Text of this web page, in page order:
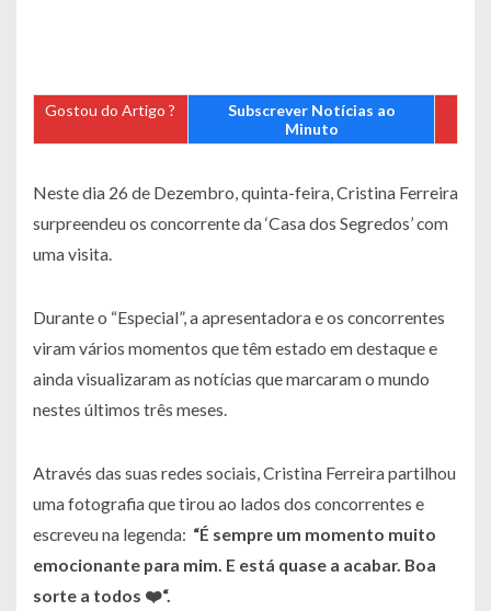
Gostou do Artigo ?
Subscrever Notícias ao
Minuto
Neste dia 26 de Dezembro, quinta-feira, Cristina Ferreira
surpreendeu os concorrente da ‘Casa dos Segredos’ com
uma visita.
Durante o “Especial”, a apresentadora e os concorrentes
viram vários momentos que têm estado em destaque e
ainda visualizaram as notícias que marcaram o mundo
nestes últimos três meses.
Através das suas redes sociais, Cristina Ferreira partilhou
uma fotografia que tirou ao lados dos concorrentes e
escreveu na legenda: “É sempre um momento muito
emocionante para mim. E está quase a acabar. Boa
sorte a todos ❤️“.